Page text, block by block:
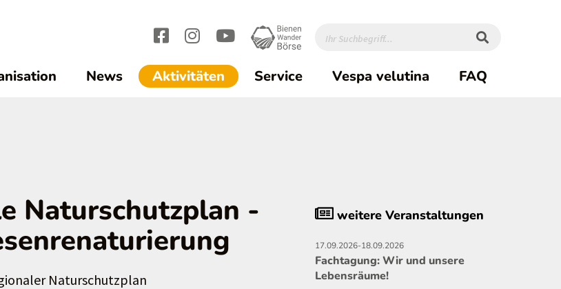
News Aktivitäten(current)1
Service Vespa velutina FAQ
Naturschutzplan -
Naturschutzplan
weitere Veranstaltungen
17.09.2026-18.09.2026
Fachtagung: Wir und unsere
Lebensräume!